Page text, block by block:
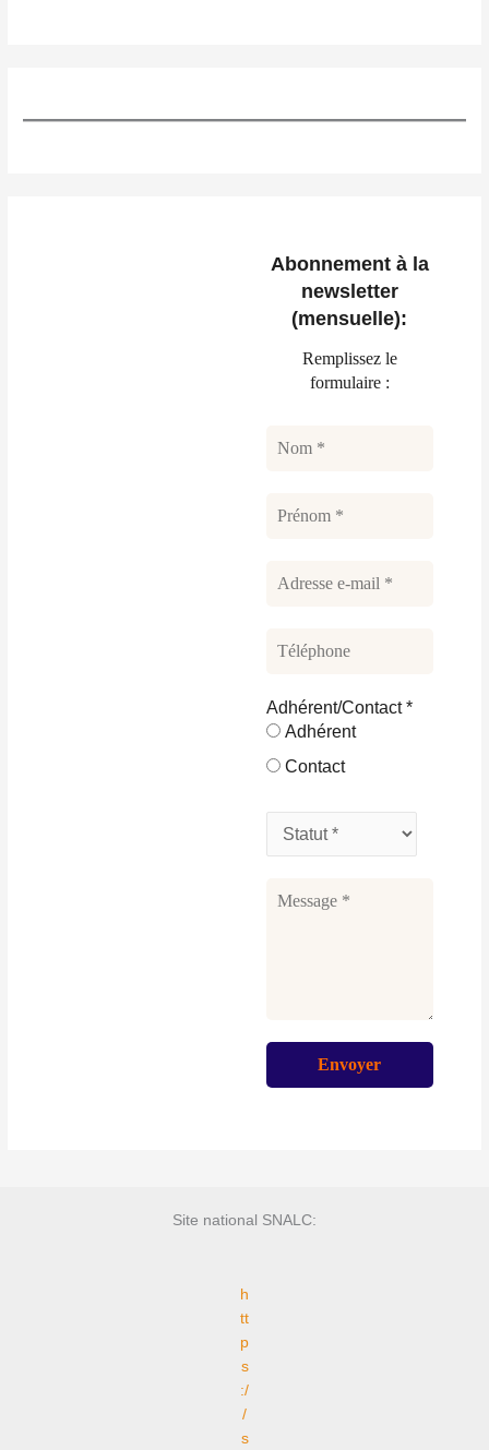
Abonnement à la
newsletter
(mensuelle):
Remplissez le
formulaire :
Adhérent/Contact*
Adhérent
Contact
Site national SNALC:
h
tt
p
s
:/
/
s